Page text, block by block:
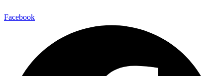
Facebook